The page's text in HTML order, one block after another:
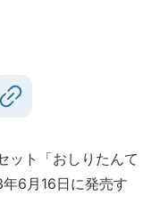
ット「おしりたんて
6月16日に発売す